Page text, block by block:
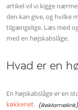
artikel vil vi kigge
den kan give, og hvilke
tilgængelige. Læs med
med en højskabslåge.
Hvad er en
En højskabslåge er en
køkkenet.